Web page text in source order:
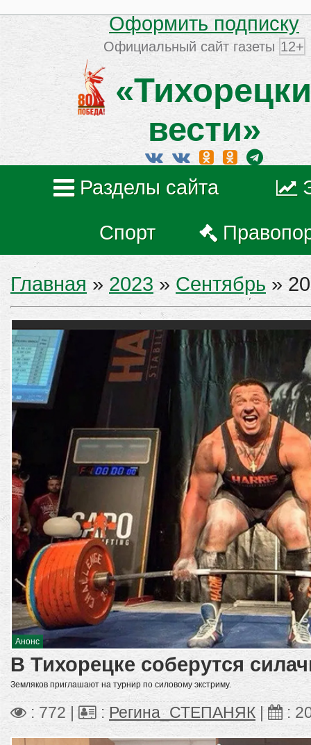
Оформить подписку
Официальный сайт газеты 12+
вести»
Разделы сайта
Спорт
Главная » 2023 » Сентябрь » 20
Анонс
В Тихорецке соберутся
Земляков приглашают на турнир по силовому экстриму.
: 772 | : Регина_СТЕПАНЯК :